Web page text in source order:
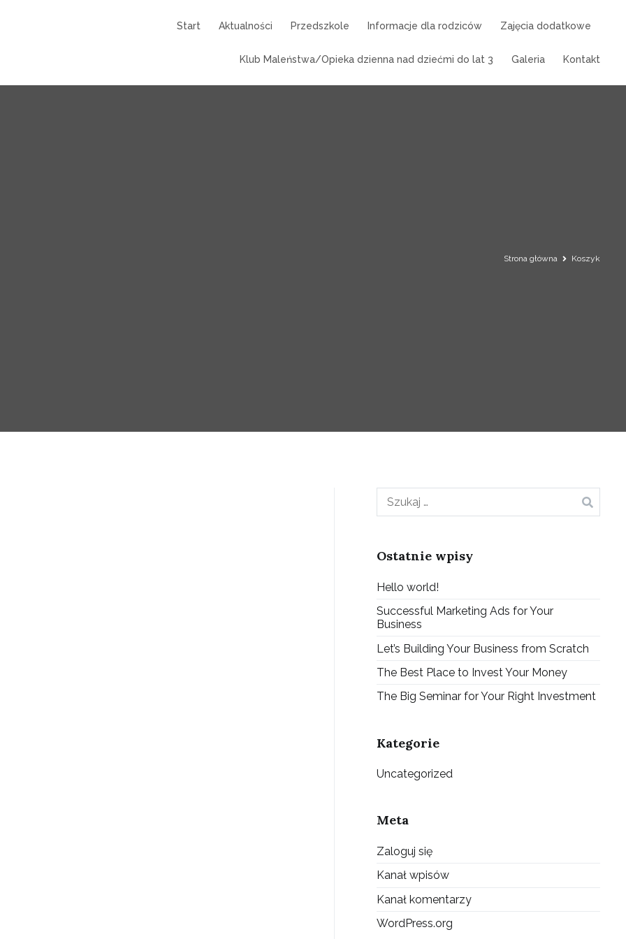
Start Aktualności Przedszkole Informacje dla rodziców Zajęcia dodatkowe
Klub Maleństwa/Opieka dzienna nad dziećmi do lat 3 Galeria Kontakt
Strona główna Koszyk
Ostatnie wpisy
Hello world!
Successful Marketing Ads for Your
Business
Let’s Building Your Business from Scratch
The Best Place to Invest Your Money
The Big Seminar for Your Right Investment
Kategorie
Uncategorized
Meta
Zaloguj się
Kanał wpisów
Kanał komentarzy
WordPress.org